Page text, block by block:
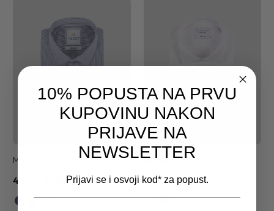
MUŠKA KOŠULJA J-661
4,800.00RSD
+5
MUŠKA KOŠULJA V-030
8,400.00RSD
10% POPUSTA NA PRVU
KUPOVINU NAKON
PRIJAVE NA
NEWSLETTER
Prijavi se i osvoji kod* za popust.